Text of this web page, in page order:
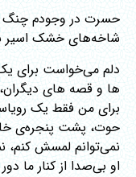
حسرت در وجودم چنگ
شاخه‌های خشک اسیر
دلم می‌خواست برای
ها و قصه های
برای من فقط یک
حوت، پشت پنجره‌ی
نمی‌توانم لمسش کنم،
او بی‌صدا از کنار ما